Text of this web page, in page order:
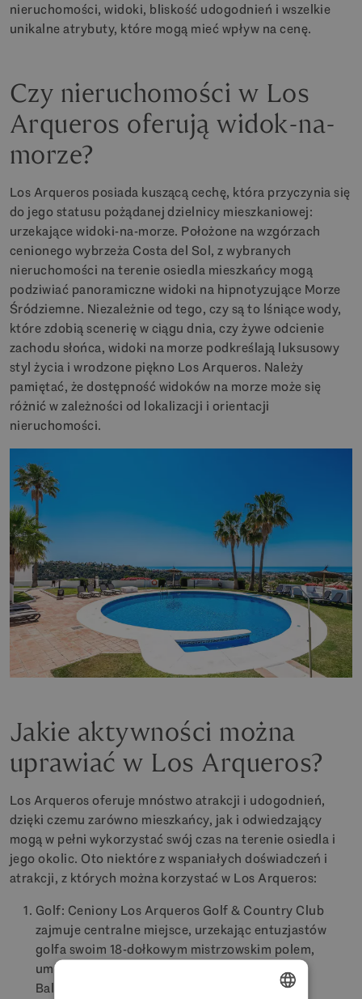
nieruchomości, widoki, bliskość udogodnień i wszelkie
unikalne atrybuty, które mogą mieć wpływ na cenę.
Czy nieruchomości w Los
Arqueros oferują widok-na-
morze?
Los Arqueros posiada kuszącą cechę, która przyczynia się
do jego statusu pożądanej dzielnicy mieszkaniowej:
urzekające widoki-na-morze. Położone na wzgórzach
cenionego wybrzeża Costa del Sol, z wybranych
nieruchomości na terenie osiedla mieszkańcy mogą
podziwiać panoramiczne widoki na hipnotyzujące Morze
Śródziemne. Niezależnie od tego, czy są to lśniące wody,
które zdobią scenerię w ciągu dnia, czy żywe odcienie
zachodu słońca, widoki na morze podkreślają luksusowy
styl życia i wrodzone piękno Los Arqueros. Należy
pamiętać, że dostępność widoków na morze może się
różnić w zależności od lokalizacji i orientacji
nieruchomości.
Jakie aktywności można
uprawiać w Los Arqueros?
Los Arqueros oferuje mnóstwo atrakcji i udogodnień,
dzięki czemu zarówno mieszkańcy, jak i odwiedzający
mogą w pełni wykorzystać swój czas na terenie osiedla i
jego okolic. Oto niektóre z wspaniałych doświadczeń i
atrakcji, z których można korzystać w Los Arqueros:
Golf: Ceniony Los Arqueros Golf & Country Club
zajmuje centralne miejsce, urzekając entuzjastów
golfa swoim 18-dołkowym mistrzowskim polem,
umiejętnie zaprojektowanym przez Severiano
Ballesterosa. Klub oferuje również zaplecze